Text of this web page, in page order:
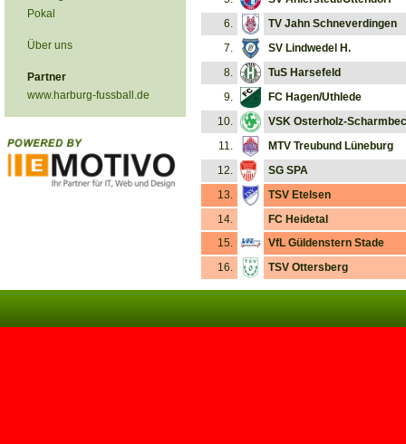
Pokal
Über uns
Partner
www.harburg-fussball.de
6.
TV Jahn Schneverdingen
7.
SV Lindwedel H.
8.
TuS Harsefeld
9.
FC Hagen/Uthlede
10.
VSK Osterholz-
11.
MTV Treubund Lüneburg
12.
SG SPA
13.
TSV Etelsen
14.
FC Heidetal
15.
VfL Güldenstern Stade
16.
TSV Ottersberg